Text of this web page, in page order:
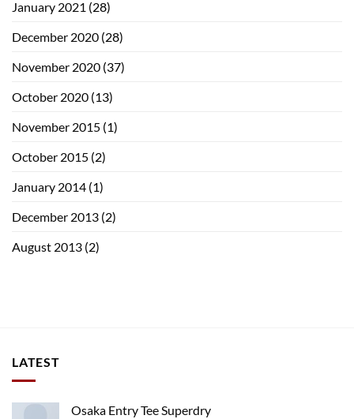
January 2021 (28)
December 2020 (28)
November 2020 (37)
October 2020 (13)
November 2015 (1)
October 2015 (2)
January 2014 (1)
December 2013 (2)
August 2013 (2)
LATEST
Osaka Entry Tee Superdry